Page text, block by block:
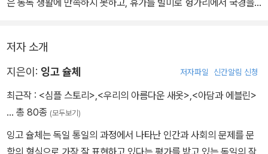
에블린의 몸에 식은땀이 흘렀다.
...
방은 실제 크기보다도 훨씬 더 커 보였다.
실로 거대해 보였다.
그녀는 방 한가운데 선 작고 알록달록한 자기 자신의 모습을 보았다.
은 동독 생활에 만족하지 못하고, 휴가를 빌미로 헝가리에서 국경을
쫓는다. 두 사람은 여행 중 서로 어긋나고 다시 만나기를 반복하며 계
속 옥신각신한다. 각자 새로운 사람에게 끌리고, 체코슬로바키아에서
사이 둘의 사랑은 여러 차례 위기를 맞는다.
저자 소개
지은이: 잉고 슐체 저자파일 신간알림 신청
최근작 : <심플 스토리>,<우리의 아름다운 새옷>,<아담과 에블린>
… 총 80종 (모두보기)
잉고 슐체는 독일 통일의 과정에서 나타난 인간과 사회의 문제를 문